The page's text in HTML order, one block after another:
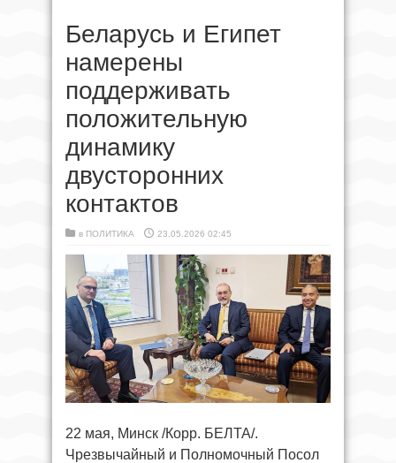
Беларусь и Египет
намерены
поддерживать
положительную
динамику
двусторонних
контактов
в ПОЛИТИКА 23.05.2026 02:45
22 мая, Минск /Корр. БЕЛТА/.
Чрезвычайный и Полномочный Посол